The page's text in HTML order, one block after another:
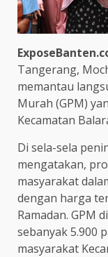
Tangerang,
memantau
Murah (GPM)
Kecamatan
Di sela-sela
mengatakan,
masyarakat
dengan harga
Ramadan. GPM
sebanyak 5.900
masyarakat